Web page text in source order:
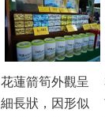
花蓮箭筍外觀呈
細長狀，因形似